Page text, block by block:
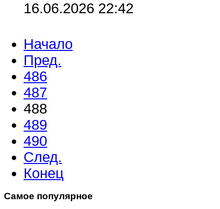
16.06.2026 22:42
Начало
Пред.
486
487
488
489
490
След.
Конец
Самое популярное